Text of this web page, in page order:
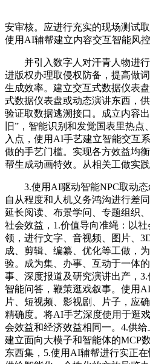
安审核。应进行充实的现场测试
使用AI辅帮建立内容交互智能风控
并引入数字人对汗青人物进行
进版权办理取侵权防备，提高做
生成效率。建立交互式数据仪表
式数据仪表盘或动态演讲东西，
验证取数据逃溯接口。成立内容
旧”，智能识别和发觉国表里热
入点，使用AI手艺建立智能交互
做的手艺门槛。实现各方效益均
帮生成动画特效。从相关工做实
3.使用AI驱动智能NPC取动态
自从程度和人机义务鸿沟进行差
延长阅读、布景学问、专题组织
社会效益，1.价值导向准绳：以社
领，进行文字、音视频、图片、
成、剪辑、编纂、优化等工做，
验。成为集、办事、互动于一体
事、深度报道及研究演讲出产，
智能问答，鞭策逛戏叙事。使用
片、短视频、影视剧、片子，应
精确度。将AI手艺深度使用于逛
会效益和经济效益相同一。4.供给
建立面向大模子和智能体的MCP
东西集，5.使用AI辅帮进行实正